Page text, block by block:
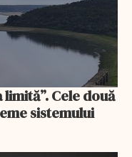
Cele două
sistemului